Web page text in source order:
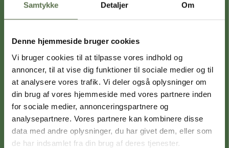
Samtykke Detaljer Om
Denne hjemmeside bruger cookies
Vi bruger cookies til at tilpasse vores indhold og
annoncer, til at vise dig funktioner til sociale medier og til
at analysere vores trafik. Vi deler også oplysninger om
din brug af vores hjemmeside med vores partnere inden
for sociale medier, annonceringspartnere og
analysepartnere. Vores partnere kan kombinere disse
data med andre oplysninger, du har givet dem, eller som
de har indsamlet fra din brug af deres tjenester.
VALSEMØLLEN FOR FAGFOLK
Se med, når vores fagfolk giver
rådgivning til det professionelle
bagværk